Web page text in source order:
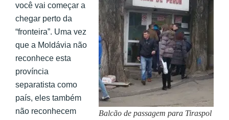
Balcão de passagem para Tiraspol
você vai começar a
chegar perto da
“fronteira”. Uma vez
que a Moldávia não
reconhece esta
província
separatista como
país, eles também
não reconhecem